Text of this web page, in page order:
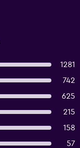
1281
742
625
215
158
57